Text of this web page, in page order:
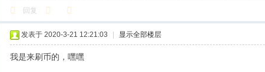
回复
发表于 2020-3-21 12:21:03 显示全部楼层
我是来刷币的，嘿嘿